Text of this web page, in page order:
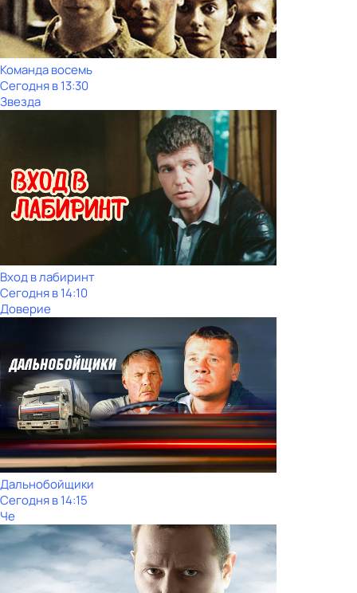
Команда восемь
Сегодня в 13:30
Звезда
Вход в лабиринт
Сегодня в 14:10
Доверие
Дальнобойщики
Сегодня в 14:15
Че